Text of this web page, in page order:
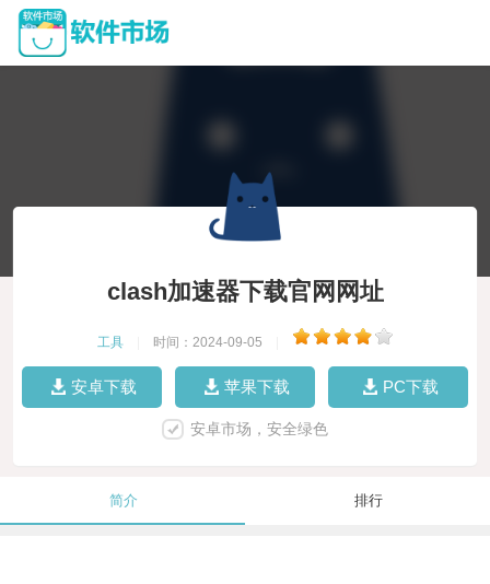
clash加速器下载官网网址
工具 时间：2024-09-05
安卓下载 苹果下载 PC下载
安卓市场，安全绿色
简介 排行